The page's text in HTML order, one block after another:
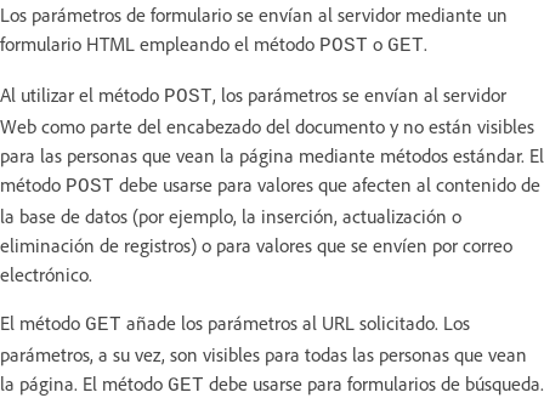
Los parámetros de formulario se envían al servidor mediante un
formulario HTML empleando el método POST o GET.
Al utilizar el método POST, los parámetros se envían al servidor
Web como parte del encabezado del documento y no están visibles
para las personas que vean la página mediante métodos estándar. El
método POST debe usarse para valores que afecten al contenido de
la base de datos (por ejemplo, la inserción, actualización o
eliminación de registros) o para valores que se envíen por correo
electrónico.
El método GET añade los parámetros al URL solicitado. Los
parámetros, a su vez, son visibles para todas las personas que vean
la página. El método GET debe usarse para formularios de búsqueda.